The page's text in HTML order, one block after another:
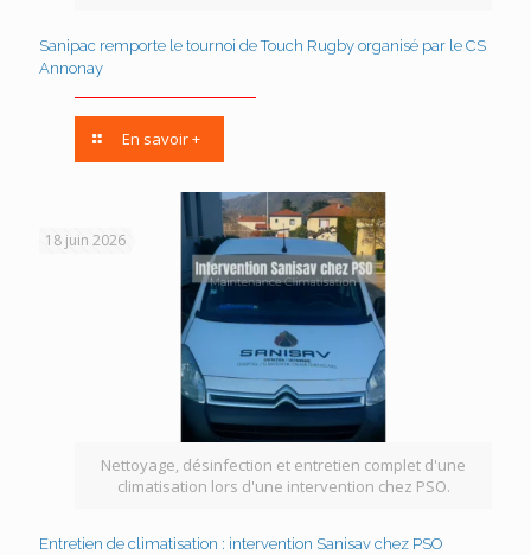
Sanipac remporte le tournoi de Touch Rugby organisé par le CS
Annonay
En savoir +
Nettoyage, désinfection et entretien complet d'une
climatisation lors d'une intervention chez PSO.
18 juin 2026
Entretien de climatisation : intervention Sanisav chez PSO